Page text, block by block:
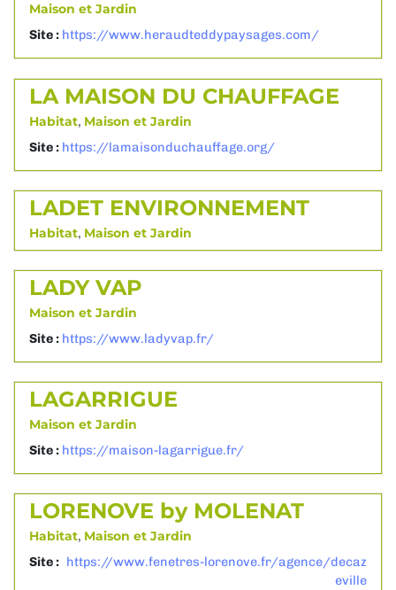
Maison et Jardin
Site : https://www.heraudteddypaysages.com/
LA MAISON DU CHAUFFAGE
Habitat, Maison et Jardin
Site : https://lamaisonduchauffage.org/
LADET ENVIRONNEMENT
Habitat, Maison et Jardin
LADY VAP
Maison et Jardin
Site : https://www.ladyvap.fr/
LAGARRIGUE
Maison et Jardin
Site : https://maison-lagarrigue.fr/
LORENOVE by MOLENAT
Habitat, Maison et Jardin
Site : https://www.fenetres-lorenove.fr/agence/decaz
eville